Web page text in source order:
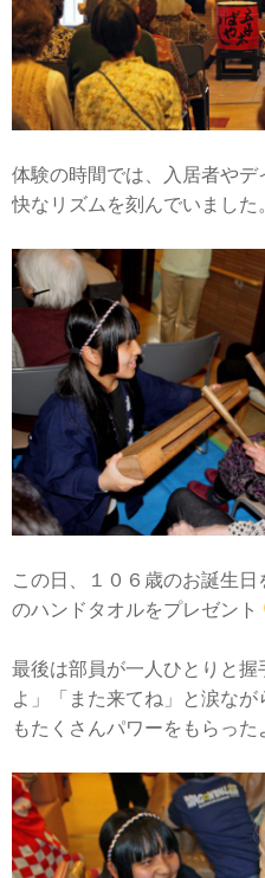
体験の時間では、入居者や
快なリズムを刻んでいました
この日、１０６歳のお誕生
のハンドタオルをプレゼント
最後は部員が一人ひとりと
よ」「また来てね」と涙な
もたくさんパワーをもらった